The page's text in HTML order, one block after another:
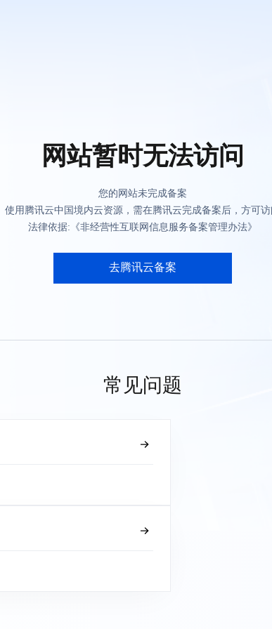
网站暂时无法访问
您的网站未完成备案
使用腾讯云中国境内云资源，需在腾讯云完成备案后，方可
法律依据:《非经营性互联网信息服务备案管理办法》
去腾讯云备案
常见问题